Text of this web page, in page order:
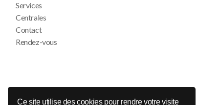
Ce site utilise des cookies pour rendre votre visite
Services
Centrales
Contact
Rendez-vous
© 2026 Auto Contact